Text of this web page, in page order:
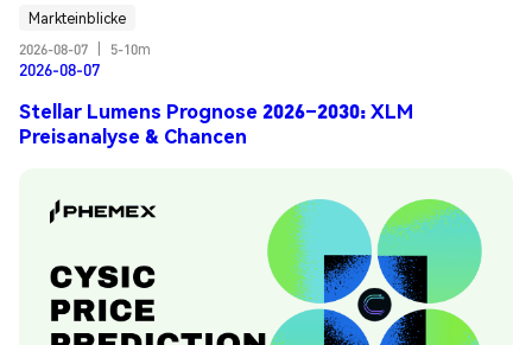
Markteinblicke
2026-08-07
5-10m
2026-08-07
Stellar Lumens Prognose 2026–2030: XLM
Preisanalyse & Chancen